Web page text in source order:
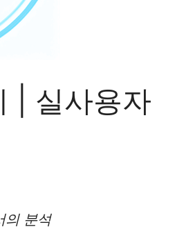
| 실사용자
의 분석